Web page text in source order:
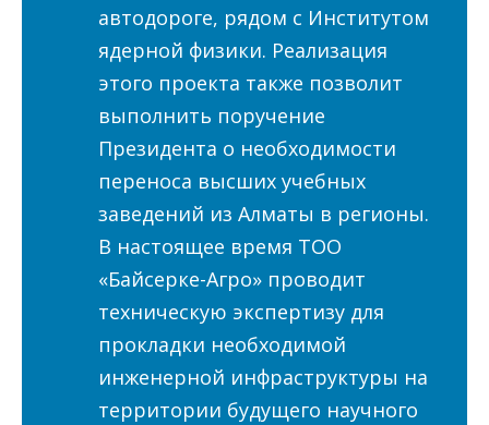
автодороге, рядом с Институтом
ядерной физики. Реализация
этого проекта также позволит
выполнить поручение
Президента о необходимости
переноса высших учебных
заведений из Алматы в регионы.
В настоящее время ТОО
«Байсерке-Агро» проводит
техническую экспертизу для
прокладки необходимой
инженерной инфраструктуры на
территории будущего научного